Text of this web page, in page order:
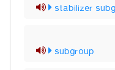
stabilizer
subgroup